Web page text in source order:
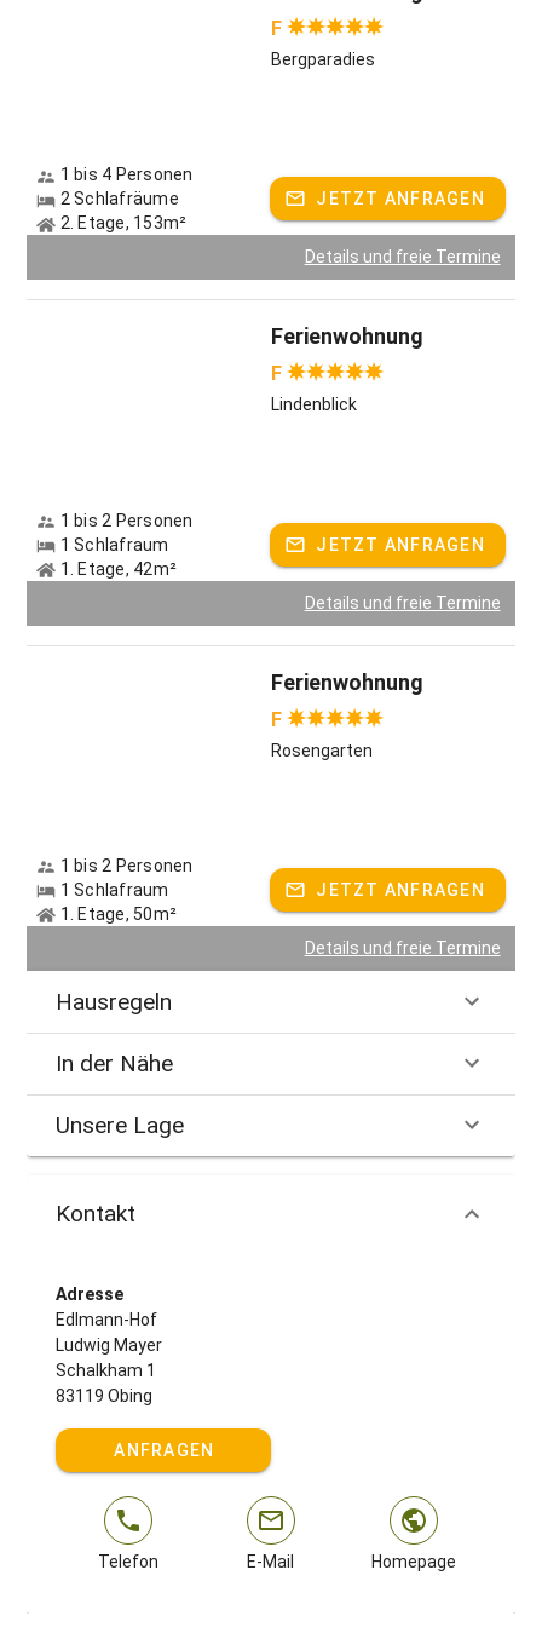
F
Bergparadies
1 bis 4 Personen
2 Schlafräume
2. Etage, 153m²
JETZT ANFRAGEN
Details und freie Termine
Ferienwohnung
F
Lindenblick
1 bis 2 Personen
1 Schlafraum
1. Etage, 42m²
JETZT ANFRAGEN
Details und freie Termine
Ferienwohnung
F
Rosengarten
1 bis 2 Personen
1 Schlafraum
1. Etage, 50m²
JETZT ANFRAGEN
Details und freie Termine
Hausregeln
In der Nähe
Unsere Lage
Kontakt
Adresse
Edlmann-Hof
Ludwig Mayer
Schalkham 1
83119 Obing
ANFRAGEN
Telefon E-Mail Homepage